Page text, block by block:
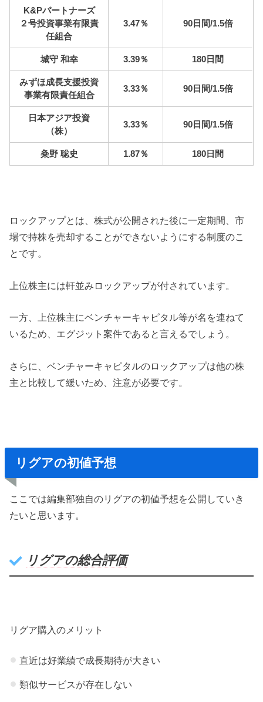
K&Pパートナーズ
２号投資事業有限責
任組合
3.47％ 90日間/1.5倍
城守 和幸 3.39％ 180日間
みずほ成長支援投資
事業有限責任組合
3.33％ 90日間/1.5倍
日本アジア投資
（株）
3.33％ 90日間/1.5倍
粂野 聡史 1.87％ 180日間
ロックアップとは、株式が公開された後に一定期間、市
場で持株を売却することができないようにする制度のこ
とです。
上位株主には軒並みロックアップが付されています。
一方、上位株主にベンチャーキャピタル等が名を連ねて
いるため、エグジット案件であると言えるでしょう。
さらに、ベンチャーキャピタルのロックアップは他の株
主と比較して緩いため、注意が必要です。
リグアの初値予想
ここでは編集部独自のリグアの初値予想を公開していき
たいと思います。
リグアの総合評価
リグア購入のメリット
直近は好業績で成長期待が大きい
類似サービスが存在しない